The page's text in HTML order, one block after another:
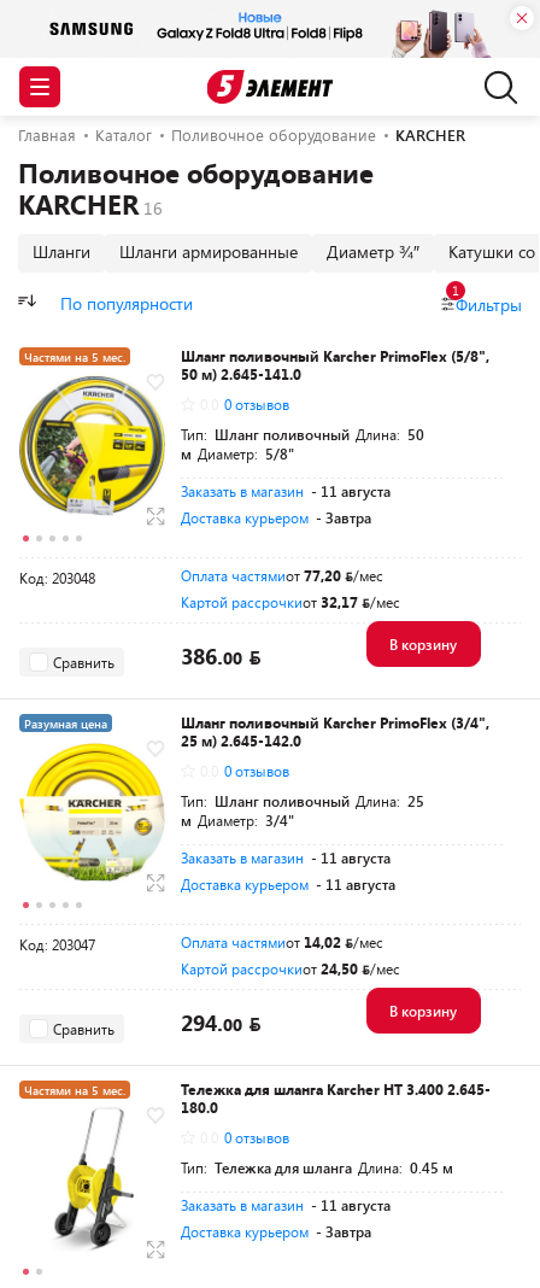
Главная Каталог Поливочное оборудование KARCHER
Поливочное оборудование
KARCHER
Шланги Шланги армированные Диаметр ¾″ Катушки
По популярности Фильтры
1
Частями на 5 мес.
Разумная цена
Шланг поливочный Karcher PrimoFlex (5/8",
50 м) 2.645-141.0
0 отзывов
Тип: Шланг поливочный Длина: 50
м Диаметр: 5/8"
Заказать в магазин - 11 августа
Доставка курьером - Завтра
Код: 203048 Оплата частямиот77,20
/мес
Картой рассрочкиот32,17 /мес
Сравнить 386.00
В корзину
Разумная цена
Шланг поливочный Karcher PrimoFlex (3/4",
25 м) 2.645-142.0
0 отзывов
Тип: Шланг поливочный Длина: 25
м Диаметр: 3/4"
Заказать в магазин - 11 августа
Доставка курьером - 11 августа
Код: 203047 Оплата частямиот 14,02
/мес
Картой рассрочкиот24,50 /мес
Сравнить 294.00
В корзину
Частями на 5 мес.
Разумная цена
Тележка для шланга Karcher HT 3.400 2.645-
180.0
0 отзывов
Тип: Тележка для шланга Длина: 0.45 м
Заказать в магазин - 11 августа
Доставка курьером - Завтра